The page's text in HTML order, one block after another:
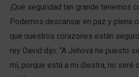
¡Qué seguridad tan grande tenemos
Podemos descansar en paz y plena
que nuestros corazones están
rey David dijo: “A Jehová he puesto
mí; porque está a mi diestra, no seré